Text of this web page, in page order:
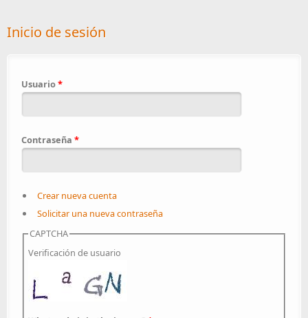
Inicio de sesión
Usuario*
Contraseña *
Crear nueva cuenta
Solicitar una nueva contraseña
CAPTCHA
Verificación de usuario